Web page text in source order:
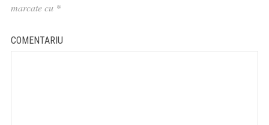
marcate cu *
COMENTARIU